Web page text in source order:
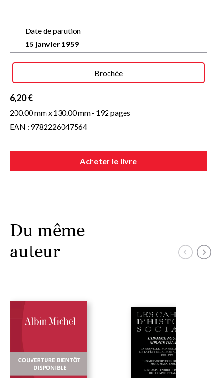
Date de parution
15 janvier 1959
Brochée
6,20 €
200.00 mm x130.00 mm- 192 pages
EAN : 9782226047564
Acheter le livre
Du même
auteur